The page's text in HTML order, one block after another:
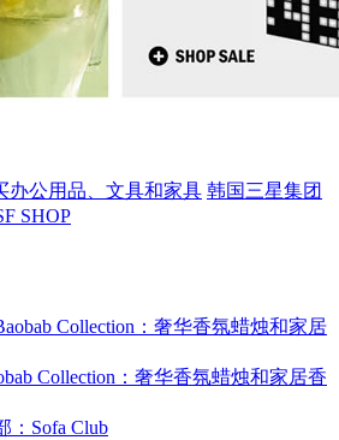
办公用品、文具和家具 韩国三星集团
SHOP
Collection：奢华香氛蜡烛和家居香